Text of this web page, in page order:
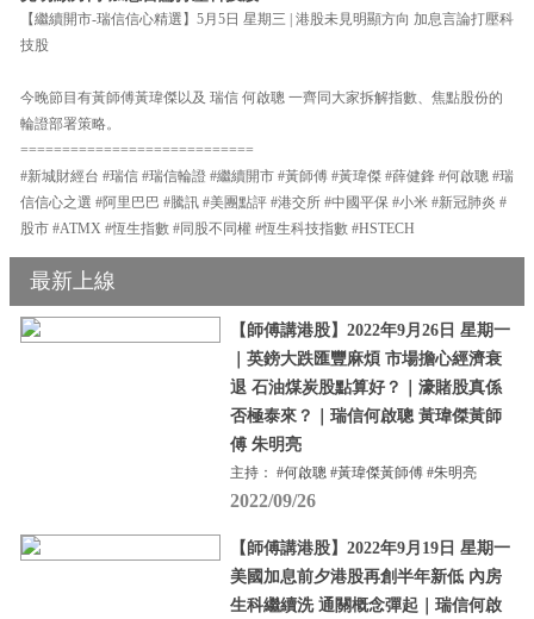
【繼續開市-瑞信信心精選】5月5日 星期三 | 港股未見明顯方向 加息言論打壓科
技股
今晚節目有黃師傅黃瑋傑以及 瑞信 何啟聰 一齊同大家拆解指數、焦點股份的
輪證部署策略。
============================
#新城財經台 #瑞信 #瑞信輪證 #繼續開市 #黃師傅 #黃瑋傑 #薛健鋒 #何啟聰 #瑞
信信心之選 #阿里巴巴 #騰訊 #美團點評 #港交所 #中國平保 #小米 #新冠肺炎 #
股市 #ATMX #恆生指數 #同股不同權 #恆生科技指數 #HSTECH
最新上線
【師傅講港股】2022年9月26日 星期一
｜英鎊大跌匯豐麻煩 市場擔心經濟衰
退 石油煤炭股點算好？｜濠賭股真係
否極泰來？｜瑞信何啟聰 黃瑋傑黃師
傅 朱明亮
主持： #何啟聰 #黃瑋傑黃師傅 #朱明亮
2022/09/26
【師傅講港股】2022年9月19日 星期一
美國加息前夕港股再創半年新低 內房
生科繼續洗 通關概念彈起｜瑞信何啟